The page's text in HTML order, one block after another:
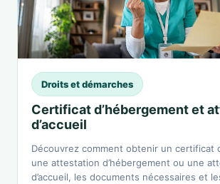
Droits et démarches
Certificat d’hébergement et
d’accueil
Découvrez comment obtenir un certificat
une attestation d’hébergement ou une
d’accueil, les documents nécessaires et